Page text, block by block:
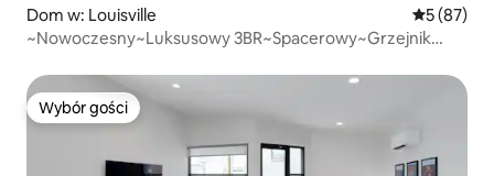
Dom w: Louisville Średnia
5 (87)
~Nowoczesny~Luksusowy 3BR~Spacerowy~Grzejnik
Wybór gości
Wybór gości